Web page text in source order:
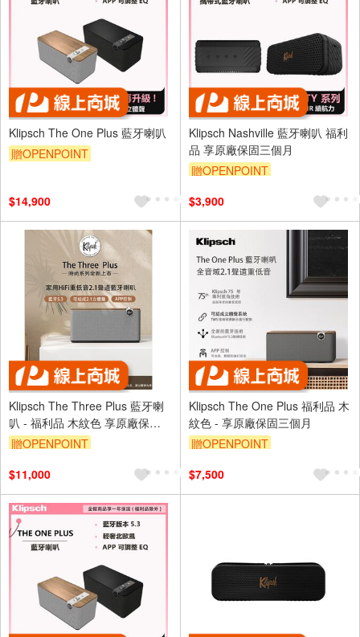
Klipsch The One Plus 藍牙喇叭
贈OPENPOINT
$14,900
Klipsch Nashville 藍牙喇叭 福利
品 享原廠保固三個月
贈OPENPOINT
$3,900
Klipsch The Three Plus 藍牙喇
叭 - 福利品 木紋色 享原廠保固
三個月
贈OPENPOINT
$11,000
Klipsch The One Plus 福利品 木
紋色 - 享原廠保固三個月
贈OPENPOINT
$7,500